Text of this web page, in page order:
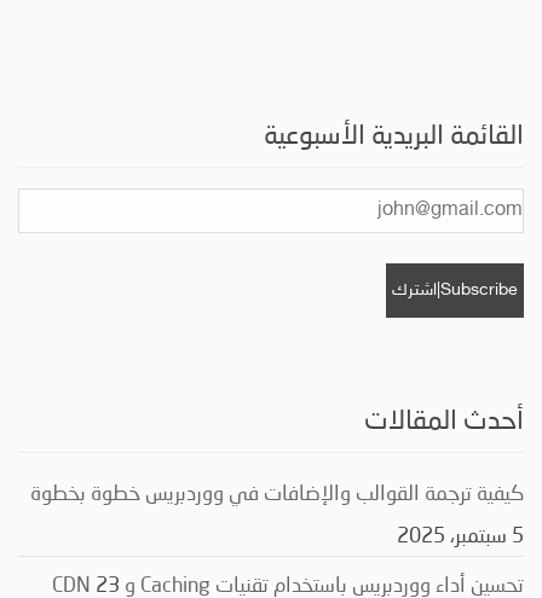
القائمة البريدية الأسبوعية
أحدث المقالات
كيفية ترجمة القوالب والإضافات في ووردبريس خطوة بخطوة
5 سبتمبر، 2025
تحسين أداء ووردبريس باستخدام تقنيات Caching و CDN
23